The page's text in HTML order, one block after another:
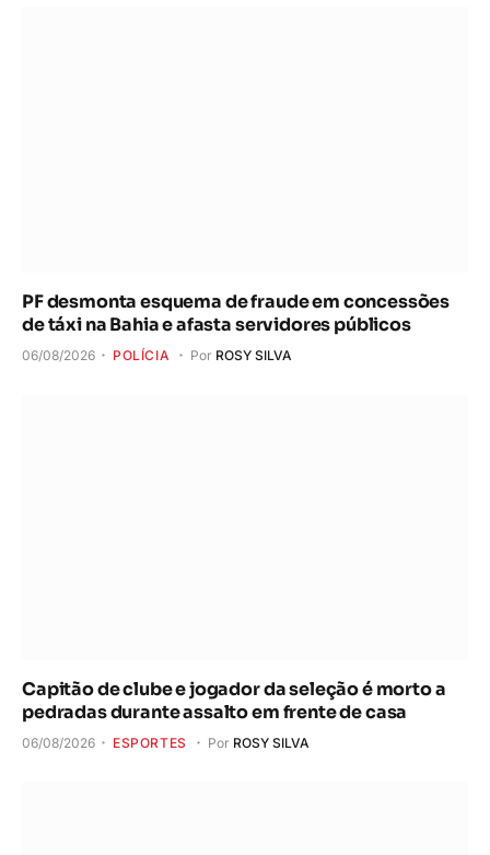
PF desmonta esquema de fraude em concessões
de táxi na Bahia e afasta servidores públicos
06/08/2026 POLÍCIA Por ROSY SILVA
Capitão de clube e jogador da seleção é morto a
pedradas durante assalto em frente de casa
06/08/2026 ESPORTES Por ROSY SILVA